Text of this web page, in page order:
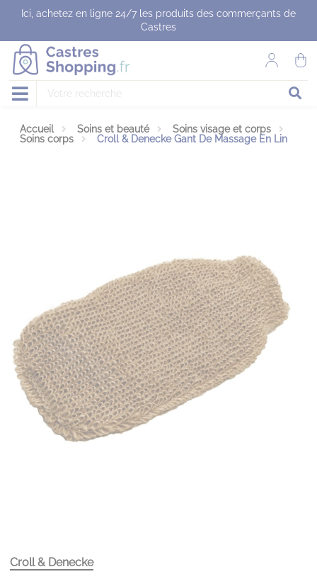
Ici, achetez en ligne 24/7 les produits des commerçants de
Castres
Accueil Soins et beauté
Soins visage et corps
Soins corps
Croll & Denecke Gant De Massage En Lin
Croll & Denecke
Panneau de gestion des cookies